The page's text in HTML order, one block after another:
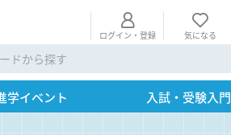
ログイン・登録 気になる
学イベント 入試・受験入門